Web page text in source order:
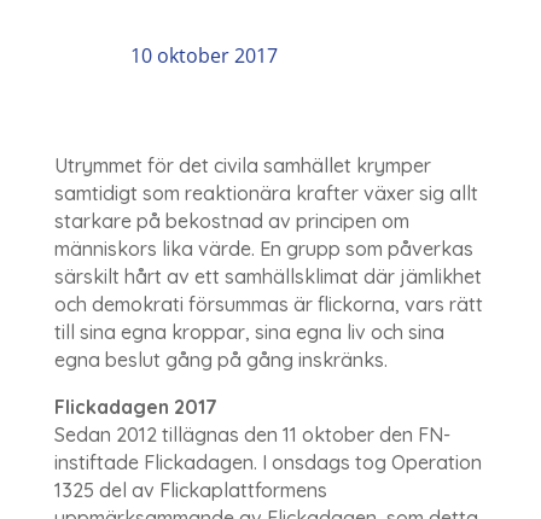
10 oktober 2017
Utrymmet för det civila samhället krymper
samtidigt som reaktionära krafter växer sig allt
starkare på bekostnad av principen om
människors lika värde. En grupp som påverkas
särskilt hårt av ett samhällsklimat där jämlikhet
och demokrati försummas är flickorna, vars rätt
till sina egna kroppar, sina egna liv och sina
egna beslut gång på gång inskränks.
Flickadagen 2017
Sedan 2012 tillägnas den 11 oktober den FN-
instiftade Flickadagen. I onsdags tog Operation
1325 del av Flickaplattformens